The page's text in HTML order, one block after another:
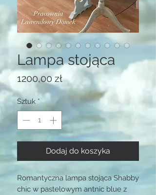
Lampa stojąca
1200,00 złCena
Sztuk *
Dodaj do koszyka
Romantyczna lampa stojąca Shabby
chic w pastelowym antnic blue z